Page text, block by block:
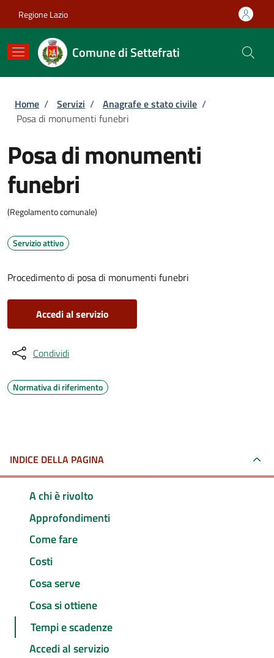
Regione Lazio
Comune di Settefrati
Briciole di pane
Home / Servizi / Anagrafe e stato civile /
Posa di monumenti funebri
Posa di monumenti
funebri
(Regolamento comunale)
Servizio attivo
Procedimento di posa di monumenti funebri
Accedi al servizio
Condividi
Normativa di riferimento
INDICE DELLA PAGINA
A chi è rivolto
Approfondimenti
Come fare
Costi
Cosa serve
Cosa si ottiene
Tempi e scadenze
Accedi al servizio